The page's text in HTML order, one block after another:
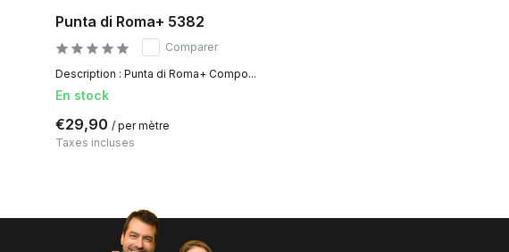
Punta di Roma+ 5382
Comparer
Description : Punta di Roma+ Compo...
En stock
€29,90 / per mètre
Taxes incluses